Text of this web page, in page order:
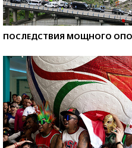
ПОСЛЕДСТВИЯ МОЩНОГО